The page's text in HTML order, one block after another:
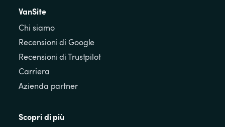
VanSite
Chi siamo
Recensioni di Google
Recensioni di Trustpilot
Carriera
Azienda partner
Scopri di più